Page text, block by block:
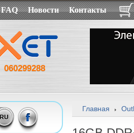
FAQ Новости Контакты
060299288
RU
Главная